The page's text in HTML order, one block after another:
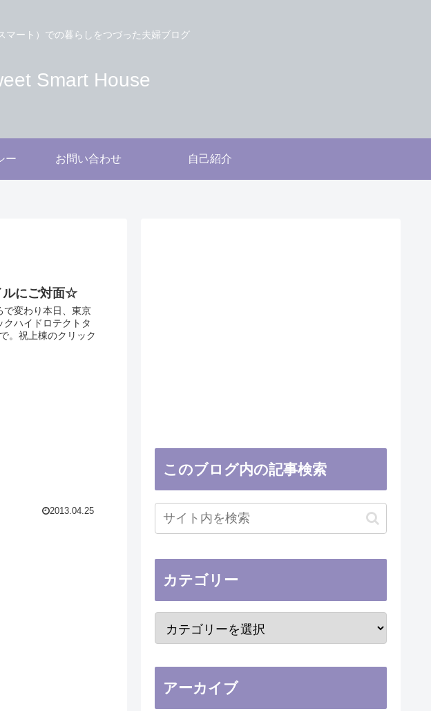
マート）での暮らしをつづった夫婦ブログ
Smart House
ー お問い合わせ 自己紹介
ルにご対面☆
で変わり本日、東京
ハイドロテクトタ
。祝上棟のクリック
2013.04.25
このブログ内の記事検索
カテゴリー
アーカイブ